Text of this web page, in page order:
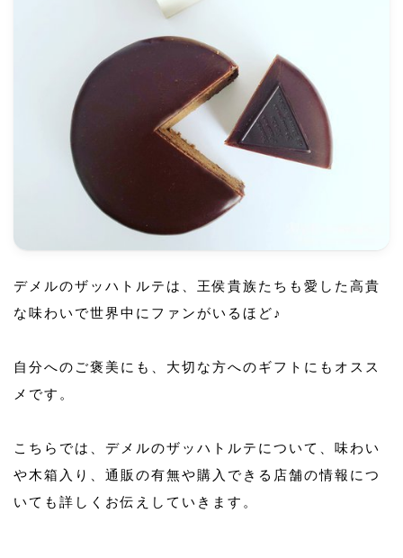
デメルのザッハトルテは、王侯貴族たちも愛した高貴
な味わいで世界中にファンがいるほど♪
自分へのご褒美にも、大切な方へのギフトにもオスス
メです。
こちらでは、デメルのザッハトルテについて、味わい
や木箱入り、通販の有無や購入できる店舗の情報につ
いても詳しくお伝えしていきます。